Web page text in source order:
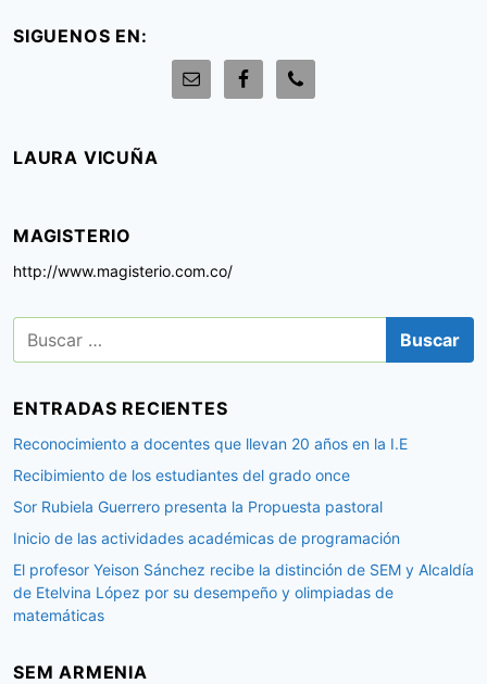
SIGUENOS EN:
LAURA VICUÑA
MAGISTERIO
http://www.magisterio.com.co/
a
r
ENTRADAS RECIENTES
Reconocimiento a docentes que llevan 20 años en la I.E
Recibimiento de los estudiantes del grado once
Sor Rubiela Guerrero presenta la Propuesta pastoral
Inicio de las actividades académicas de programación
El profesor Yeison Sánchez recibe la distinción de SEM y Alcaldía
de Etelvina López por su desempeño y olimpiadas de
matemáticas
SEM ARMENIA